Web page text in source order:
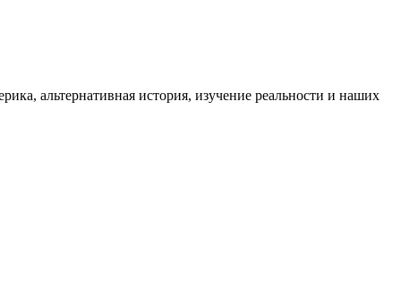
альтернативная история, изучение реальности и наших